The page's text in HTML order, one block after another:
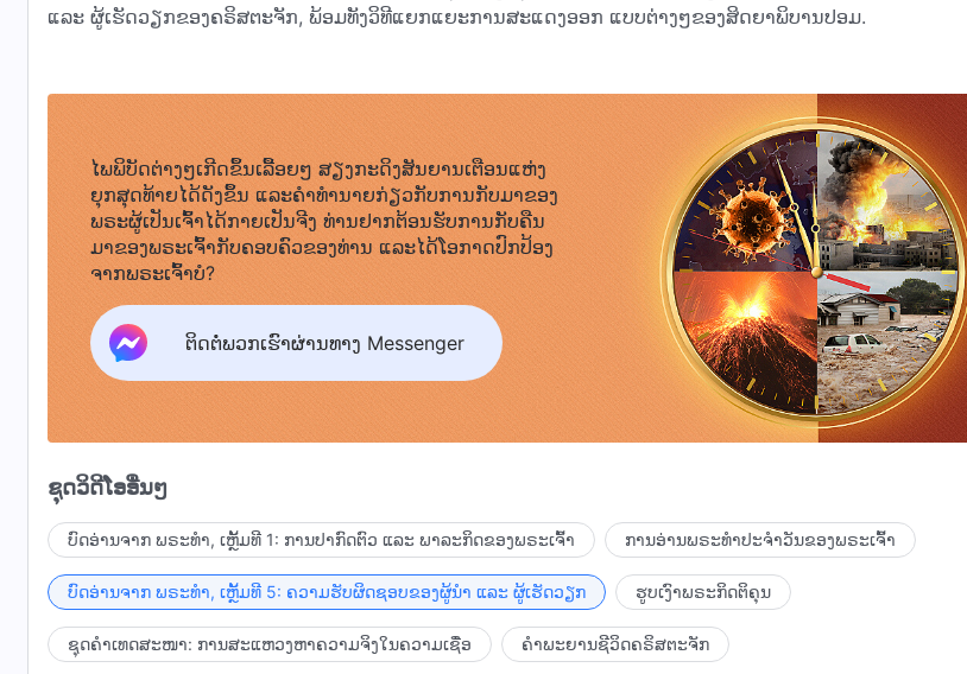
ແລະ ຜູ້ເຮັດວຽກຂອງຄຣິສຕະຈັກ, ພ້ອມທັງວິທີແຍກແຍະການສະແດງອອກ ແບບຕ່າງໆຂອງສິດຍາພິບານປອມ.
ໄພພິບັດຕ່າງໆເກີດຂຶ້ນເລື້ອຍໆ ສຽງກະດິງສັນຍານເຕືອນແຫ່ງ
ຍຸກສຸດທ້າຍໄດ້ດັງຂຶ້ນ ແລະຄໍາທໍານາຍກ່ຽວກັບການກັບມາຂອງ
ພຣະຜູ້ເປັນເຈົ້າໄດ້ກາຍເປັນຈີງ ທ່ານຢາກຕ້ອນຮັບການກັບຄືນ
ມາຂອງພຣະເຈົ້າກັບຄອບຄົວຂອງທ່ານ ແລະໄດ້ໂອກາດປົກປ້ອງ
ຈາກພຣະເຈົ້າບໍ?
ຕິດຕໍ່ພວກເຮົາຜ່ານທາງ Messenger
ຊຸດວິດີໂອອື່ນໆ
ບົດອ່ານຈາກ ພຣະທຳ, ເຫຼັ້ມທີ 1: ການປາກົດຕົວ ແລະ ພາລະກິດຂອງພຣະເຈົ້າ ການອ່ານພຣະທຳປະຈຳວັນຂອງພຣະເຈົ້າ
ບົດອ່ານຈາກ ພຣະທຳ, ເຫຼັ້ມທີ 5: ຄວາມຮັບຜິດຊອບຂອງຜູ້ນໍາ ແລະ ຜູ້ເຮັດວຽກ ຮູບເງົາພຣະກິດຕິຄຸນ
ຊຸດຄຳເທດສະໜາ: ການສະແຫວງຫາຄວາມຈິງໃນຄວາມເຊື່ອ ຄຳພະຍານຊີວິດຄຣິສຕະຈັກ